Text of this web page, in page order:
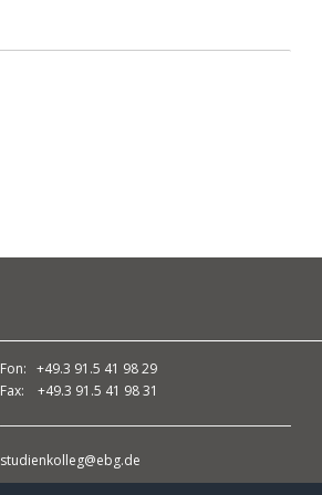
Fon: +49.3 91.5 41 98 29
Fax: +49.3 91.5 41 98 31
studienkolleg@ebg.de